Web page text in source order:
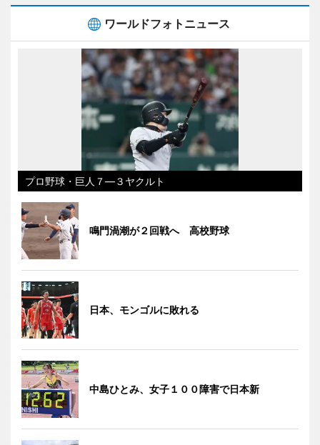
ワールドフォトニュース
プロ野球・巨人７―３ヤクルト
鳴門渦潮が２回戦へ 高校野球
日本、モンゴルに敗れる
中島ひとみ、女子１００障害で日本新